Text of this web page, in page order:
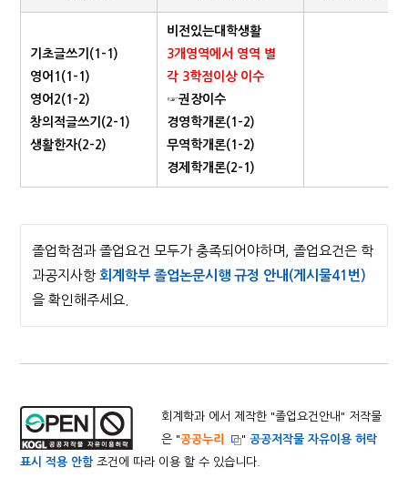
기초글쓰기(1-1)
영어1(1-1)
영어2(1-2)
창의적글쓰기(2-1)
생활한자(2-2)
비전있는대학생활
3개영역에서 영역 별
각 3학점이상 이수
☞권장이수
경영학개론(1-2)
무역학개론(1-2)
경제학개론(2-1)
졸업학점과 졸업요건 모두가 충족되어야하며, 졸업요건은 학
과공지사항회계학부 졸업논문시행 규정 안내(게시물41번)
을 확인해주세요.
회계학과 에서 제작한 "졸업요건안내 " 저작물
은 "공공누리 "공공저작물 자유이용 허락
표시 적용 안함조건에 따라 이용 할 수 있습니다.